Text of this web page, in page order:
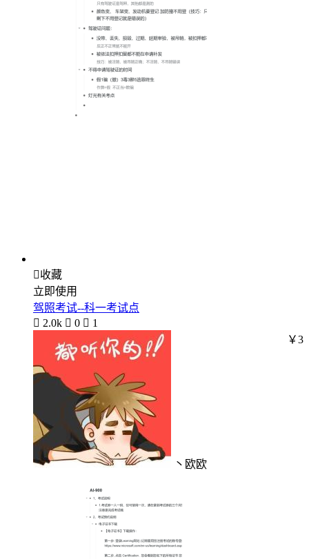
收藏
立即使用
驾照考试--科一考试点
 2.0k  0  1
丶欧欧
￥3